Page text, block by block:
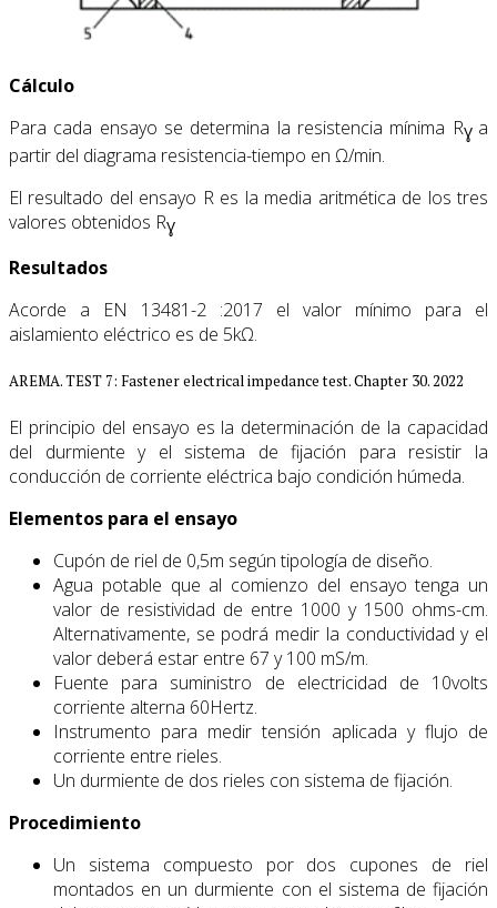
Cálculo
Para cada ensayo se determina la resistencia mínima RƔ a
partir del diagrama resistencia-tiempo en Ω/min.
El resultado del ensayo R es la media aritmética de los tres
valores obtenidos RƔ
Resultados
Acorde a EN 13481-2 :2017 el valor mínimo para el
aislamiento eléctrico es de 5kΩ.
AREMA. TEST 7: Fastener electrical impedance test. Chapter 30. 2022
El principio del ensayo es la determinación de la capacidad
del durmiente y el sistema de fijación para resistir la
conducción de corriente eléctrica bajo condición húmeda.
Elementos para el ensayo
Cupón de riel de 0,5m según tipología de diseño.
Agua potable que al comienzo del ensayo tenga un
valor de resistividad de entre 1000 y 1500 ohms-cm.
Alternativamente, se podrá medir la conductividad y el
valor deberá estar entre 67 y 100 mS/m.
Fuente para suministro de electricidad de 10volts
corriente alterna 60Hertz.
Instrumento para medir tensión aplicada y flujo de
corriente entre rieles.
Un durmiente de dos rieles con sistema de fijación.
Procedimiento
Un sistema compuesto por dos cupones de riel
montados en un durmiente con el sistema de fijación